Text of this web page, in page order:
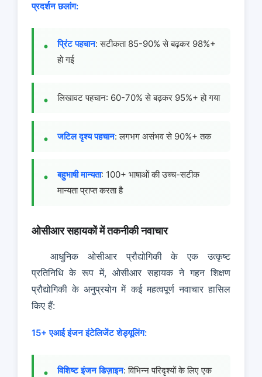
प्रदर्शन छलांग:
प्रिंट पहचान: सटीकता 85-90% से बढ़कर 98%+
हो गई
लिखावट पहचान: 60-70% से बढ़कर 95%+ हो गया
जटिल दृश्य पहचान: लगभग असंभव से 90%+ तक
बहुभाषी मान्यता: 100+ भाषाओं की उच्च-सटीक
मान्यता प्राप्त करता है
ओसीआर सहायकों में तकनीकी नवाचार
आधुनिक ओसीआर प्रौद्योगिकी के एक उत्कृष्ट
प्रतिनिधि के रूप में, ओसीआर सहायक ने गहन शिक्षण
प्रौद्योगिकी के अनुप्रयोग में कई महत्वपूर्ण नवाचार हासिल
किए हैं:
15+ एआई इंजन इंटेलिजेंट शेड्यूलिंग:
विशिष्ट इंजन डिज़ाइन: विभिन्न परिदृश्यों के लिए एक